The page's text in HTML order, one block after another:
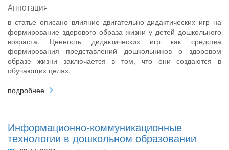
Аннотация
в статье описано влияние двигательно-дидактических игр на
формирование здорового образа жизни у детей дошкольного
возраста. Ценность дидактических игр как средства
формирования представлений дошкольников о здоровом
образе жизни заключается в том, что они создаются в
обучающих целях.
подробнее
Информационно-коммуникационные
технологии в дошкольном образовании